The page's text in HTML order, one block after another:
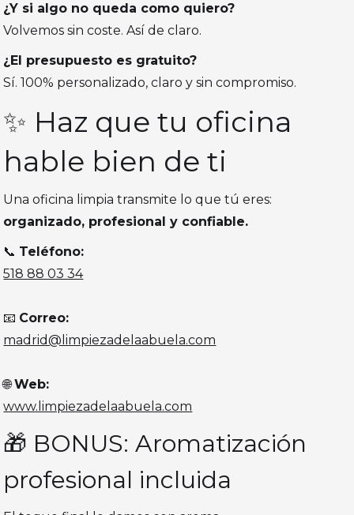
¿Y si algo no queda como quiero?
Volvemos sin coste. Así de claro.
¿El presupuesto es gratuito?
Sí. 100% personalizado, claro y sin compromiso.
✨ Haz que tu oficina
hable bien de ti
Una oficina limpia transmite lo que tú eres:
organizado, profesional y confiable.
📞 Teléfono:
518 88 03 34
📧 Correo:
madrid@limpiezadelaabuela.com
🌐Web:
www.limpiezadelaabuela.com
🎁 BONUS: Aromatización
profesional incluida